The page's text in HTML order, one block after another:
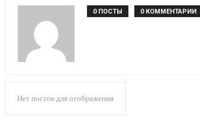
0 ПОСТЫ 0 КОММЕНТАРИИ
Нет постов для отображения